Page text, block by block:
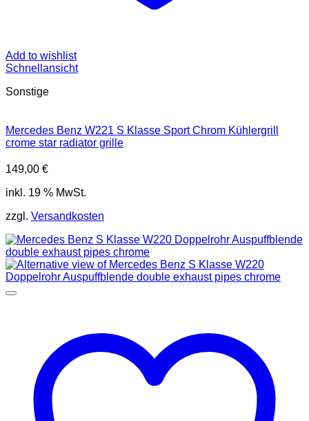
Add to wishlist
Schnellansicht
Sonstige
Mercedes Benz W221 S Klasse Sport Chrom Kühlergrill
crome star radiator grille
149,00 €
inkl. 19 % MwSt.
zzgl. Versandkosten